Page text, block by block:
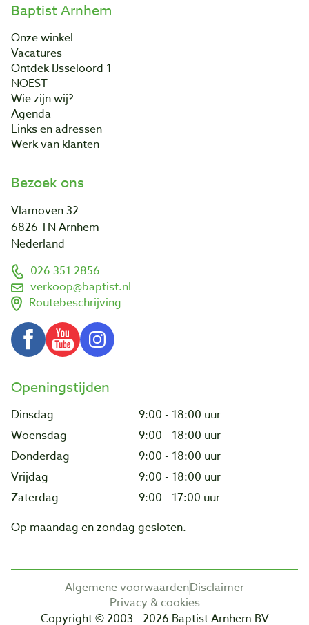
Baptist Arnhem
Onze winkel
Vacatures
Ontdek IJsseloord 1
NOEST
Wie zijn wij?
Agenda
Links en adressen
Werk van klanten
Bezoek ons
Vlamoven 32
6826 TN Arnhem
Nederland
026 351 2856
verkoop@baptist.nl
Routebeschrijving
Openingstijden
Dinsdag
9:00 - 18:00 uur
Woensdag
9:00 - 18:00 uur
Donderdag
9:00 - 18:00 uur
Vrijdag
9:00 - 18:00 uur
Zaterdag
9:00 - 17:00 uur
Op maandag en zondag gesloten.
Algemene voorwaardenDisclaimer
Privacy & cookies
Copyright © 2003 - 2026 Baptist Arnhem BV